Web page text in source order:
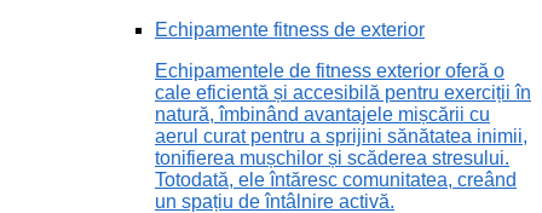
Echipamente fitness de exterior
Echipamentele de fitness exterior oferă o
cale eficientă și accesibilă pentru exerciții în
natură, îmbinând avantajele mișcării cu
aerul curat pentru a sprijini sănătatea inimii,
tonifierea mușchilor și scăderea stresului.
Totodată, ele întăresc comunitatea, creând
un spațiu de întâlnire activă.